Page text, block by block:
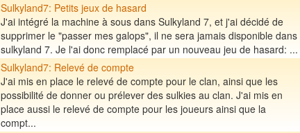
Sulkyland7: Petits jeux de hasard
J'ai intégré la machine à sous dans Sulkyland 7, et j'ai décidé de
supprimer le "passer mes galops", il ne sera jamais disponible dans
sulkyland 7. Je l'ai donc remplacé par un nouveau jeu de hasard: ...
Sulkyland7: Relevé de compte
J'ai mis en place le relevé de compte pour le clan, ainsi que les
possibilité de donner ou prélever des sulkies au clan. J'ai mis en
place aussi le relevé de compte pour les joueurs ainsi que la
compt...